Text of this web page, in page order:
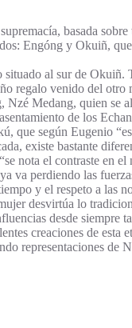
basada
Engóng y Okuiñ,
al sur de
regalo venido del
Medang, quien se
de los
que según Eugenio
existe bastante
nota el contraste en
va perdiendo las
y el respeto a las
desvirtúa lo
desde siempre
creaciones de esta
representaciones de